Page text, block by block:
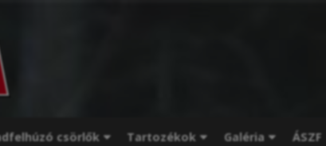
csörlők Tartozékok Galéria ÁSZF